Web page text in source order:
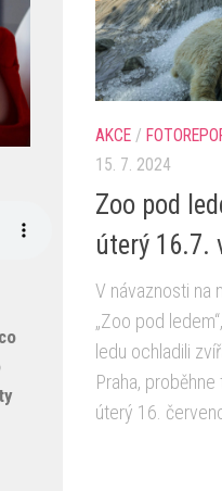
AKCE /
15. 7. 2024
Zoo pod
úterý 16.7.
V návaznosti na
„Zoo pod
ledu ochladili
Praha,
úterý 16.